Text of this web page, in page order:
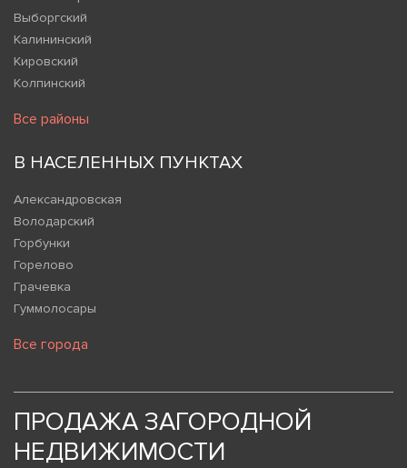
Выборгский
Калининский
Кировский
Колпинский
Все районы
В НАСЕЛЕННЫХ ПУНКТАХ
Александровская
Володарский
Горбунки
Горелово
Грачевка
Гуммолосары
Все города
ПРОДАЖА ЗАГОРОДНОЙ
НЕДВИЖИМОСТИ